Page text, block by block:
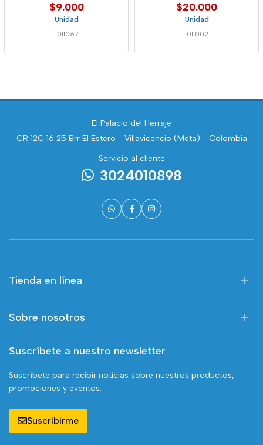
$9.000
Unidad
1011067
$20.000
Unidad
1011002
El Palacio del Herraje
CR 12C 16 25 Brr El Estero - Villavicencio (Meta) - Colombia
Servicio al cliente
3024010898
Tienda en línea
Sobre nosotros
Suscríbete a nuestro newsletter
Suscríbete para recibir noticias sobre nuestros productos,
promociones y eventos.
Suscribirme